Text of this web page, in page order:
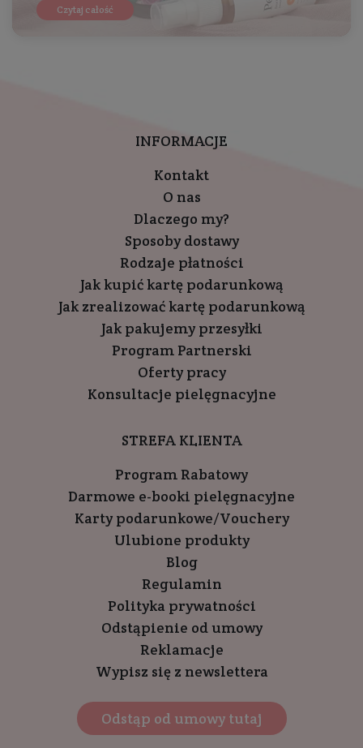
Czytaj całość
INFORMACJE
Kontakt
O nas
Dlaczego my?
Sposoby dostawy
Rodzaje płatności
Jak kupić kartę podarunkową
Jak zrealizować kartę podarunkową
Jak pakujemy przesyłki
Program Partnerski
Oferty pracy
Konsultacje pielęgnacyjne
STREFA KLIENTA
Program Rabatowy
Darmowe e-booki pielęgnacyjne
Karty podarunkowe/Vouchery
Ulubione produkty
Blog
Regulamin
Polityka prywatności
Odstąpienie od umowy
Reklamacje
Wypisz się z newslettera
Odstąp od umowy tutaj